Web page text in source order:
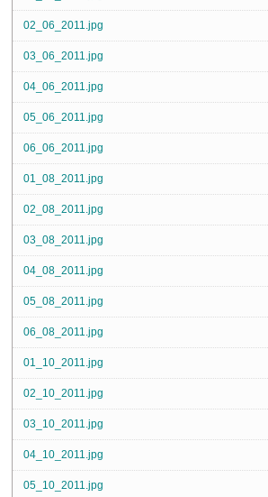
02_06_2011.jpg
03_06_2011.jpg
04_06_2011.jpg
05_06_2011.jpg
06_06_2011.jpg
01_08_2011.jpg
02_08_2011.jpg
03_08_2011.jpg
04_08_2011.jpg
05_08_2011.jpg
06_08_2011.jpg
01_10_2011.jpg
02_10_2011.jpg
03_10_2011.jpg
04_10_2011.jpg
05_10_2011.jpg